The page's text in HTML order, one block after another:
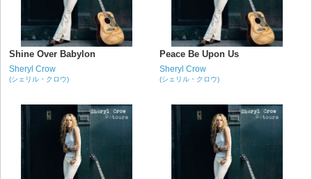
Shine Over Babylon
Sheryl Crow
(シェリル・クロウ)
Peace Be Upon Us
Sheryl Crow
(シェリル・クロウ)